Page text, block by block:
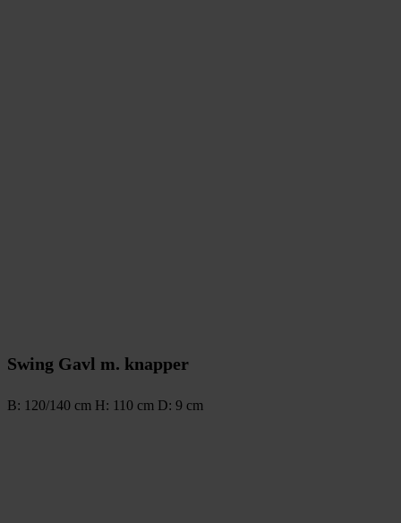
Swing Gavl m. knapper
B: 120/140 cm H: 110 cm D: 9 cm